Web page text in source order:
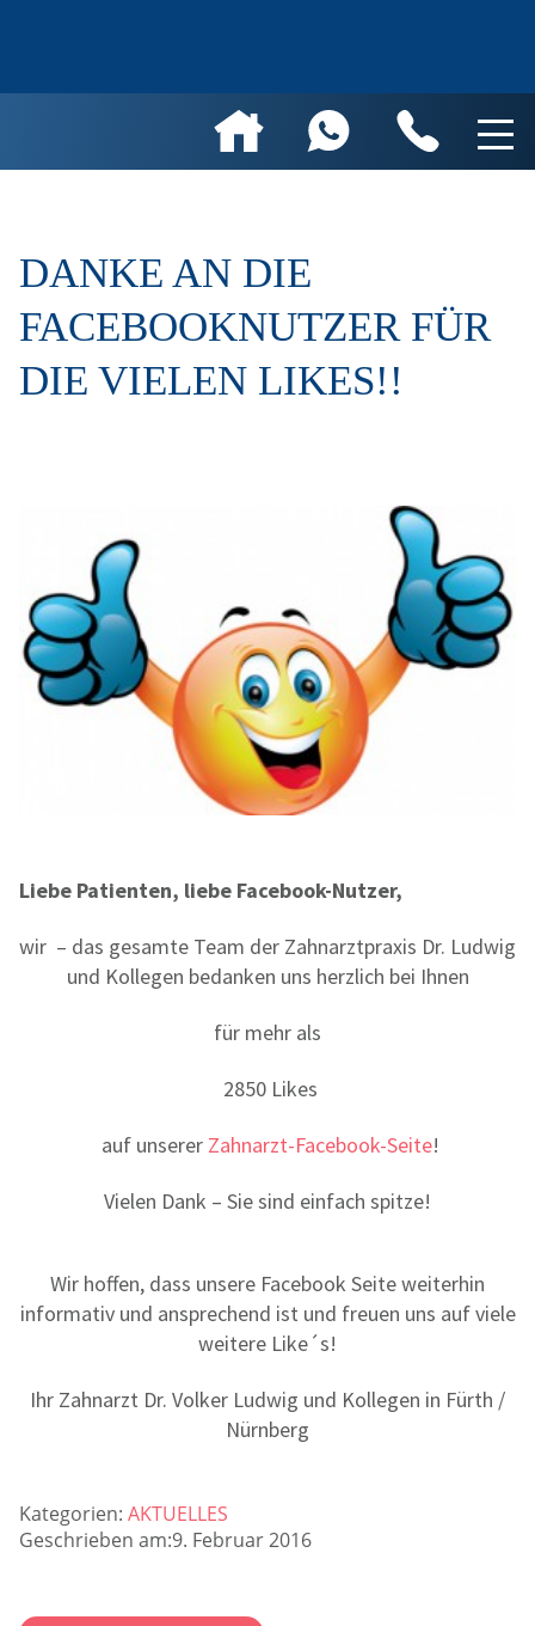
DANKE AN DIE
FACEBOOKNUTZER FÜR
DIE VIELEN LIKES!!
Liebe Patienten, liebe Facebook-Nutzer,
wir – das gesamte Team der Zahnarztpraxis Dr. Ludwig
und Kollegen bedanken uns herzlich bei Ihnen
für mehr als
2850 Likes
auf unserer Zahnarzt-Facebook-Seite!
Vielen Dank – Sie sind einfach spitze!
Wir hoffen, dass unsere Facebook Seite weiterhin
informativ und ansprechend ist und freuen uns auf viele
weitere Like´s!
Ihr Zahnarzt Dr. Volker Ludwig und Kollegen in Fürth /
Nürnberg
Kategorien: AKTUELLES
Geschrieben am:9. Februar 2016